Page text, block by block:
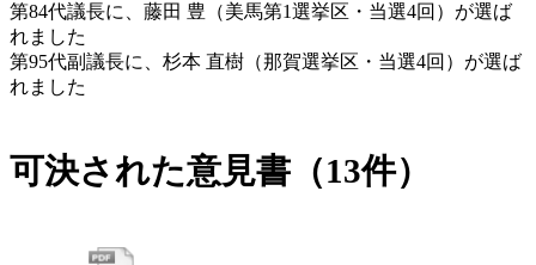
第84代議長に、藤田 豊（美馬第1選挙区・当選4回）が選ば
れました
第95代副議長に、杉本 直樹（那賀選挙区・当選4回）が選ば
れました
可決された意見書（13件）